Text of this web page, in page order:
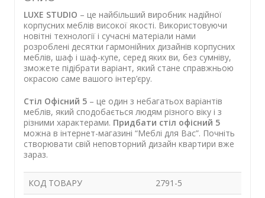
LUXE STUDIO – це найбільший виробник надійної
корпусних меблів високої якості. Використовуючи
новітні технології і сучасні матеріали нами
розроблені десятки гармонійних дизайнів корпусних
меблів, шаф і шаф-купе, серед яких ви, без сумніву,
зможете підібрати варіант, який стане справжньою
окрасою саме вашого інтер’єру.
Стіл Офісний 5– це один з небагатьох варіантів
меблів, який сподобається людям різного віку і з
різними характерами. Придбати стіл офісний 5
можна в інтернет-магазині “Меблі для Вас”. Почніть
створювати свій неповторний дизайн квартири вже
зараз.
КОД ТОВАРУ
2791-5